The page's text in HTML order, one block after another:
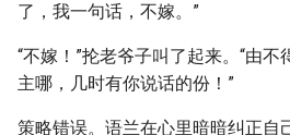
了，我一句话，不嫁。”
“不嫁！”抡老爷子叫了起来。“由
主哪，几时有你说话的份！”
策略错误。语兰在心里暗暗纠正自